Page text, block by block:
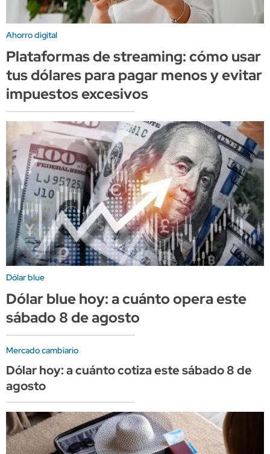
Ahorro digital
Plataformas de streaming: cómo usar
tus dólares para pagar menos y evitar
impuestos excesivos
Dólar blue
Dólar blue hoy: a cuánto opera este
sábado 8 de agosto
Mercado cambiario
Dólar hoy: a cuánto cotiza este sábado 8 de
agosto